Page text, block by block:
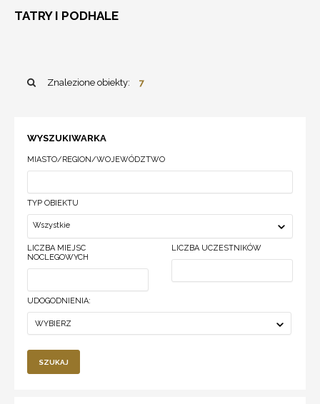
TATRY I PODHALE
Znalezione obiekty: 7
WYSZUKIWARKA
MIASTO/REGION/WOJEWÓDZTWO
TYP OBIEKTU
Wszystkie
LICZBA MIEJSC
NOCLEGOWYCH
LICZBA UCZESTNIKÓW
UDOGODNIENIA:
WYBIERZ
SZUKAJ